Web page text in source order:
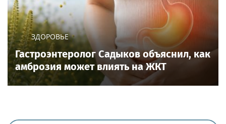
ЗДОРОВЬЕ
Гастроэнтеролог Садыков объяснил, как
амброзия может влиять на ЖКТ